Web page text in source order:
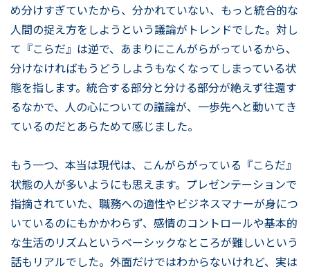
め分けすぎていたから、分かれていない、もっと統合的な
人間の捉え方をしようという議論がトレンドでした。対し
て『こらだ』は逆で、あまりにこんがらがっているから、
分けなければもうどうしようもなくなってしまっている状
態を指します。統合する部分と分ける部分が絶えず往還す
るなかで、人の心についての議論が、一歩先へと動いてき
ているのだとあらためて感じました。
もう一つ、本当は現代は、こんがらがっている『こらだ』
状態の人が多いようにも思えます。プレゼンテーションで
指摘されていた、職務への適性やビジネスマナーが身につ
いているのにもかかわらず、感情のコントロールや基本的
な生活のリズムというベーシックなところが難しいという
話もリアルでした。外面だけではわからないけれど、実は